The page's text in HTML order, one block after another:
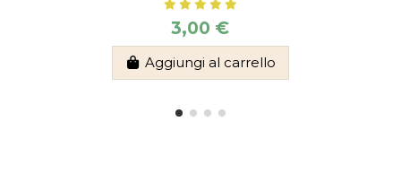
3,00 €
Aggiungi al carrello